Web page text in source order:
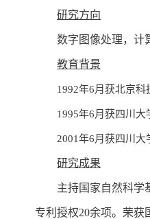
研究方向
数字图像处理，计
教育背景
1992年6月获北京科
1995年6月获四川大
2001年6月获四川大
研究成果
主持国家自然科学
专利授权20余项。荣获